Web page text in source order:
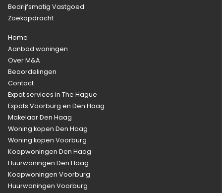
Bedrijfsmatig Vastgoed
Zoekopdracht
Home
Aanbod woningen
Over M&A
Beoordelingen
Contact
Expat services in The Hague
Expats Voorburg en Den Haag
Makelaar Den Haag
Woning kopen Den Haag
Woning kopen Voorburg
Koopwoningen Den Haag
Huurwoningen Den Haag
Koopwoningen Voorburg
Huurwoningen Voorburg